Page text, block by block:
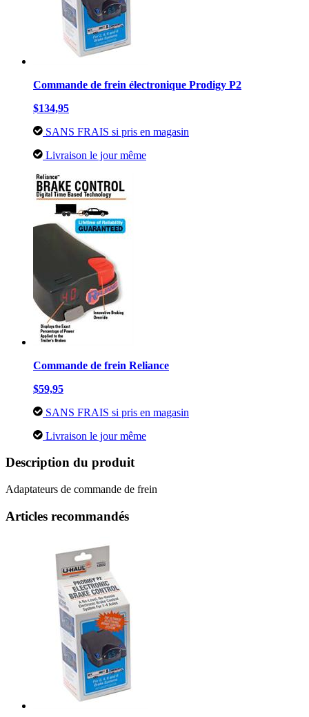
Commande de frein électronique Prodigy P2
$134,95
SANS FRAIS si pris en magasin
Livraison le jour même
Commande de frein Reliance
$59,95
SANS FRAIS si pris en magasin
Livraison le jour même
Description du produit
Adaptateurs de commande de frein
Articles recommandés